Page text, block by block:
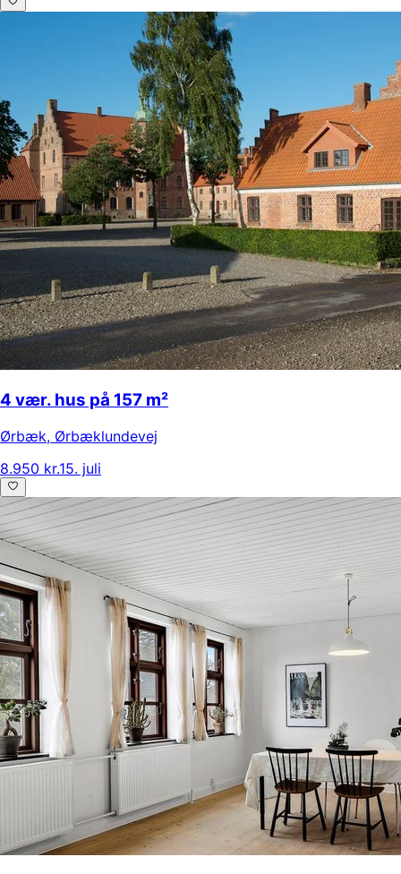
4 vær. hus på 157 m²
Ørbæk, Ørbæklundevej
8.950 kr.15. juli